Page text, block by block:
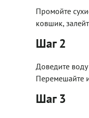
Промойте
ковшик,
Шаг 2
Доведите
Перемешайте
Шаг 3